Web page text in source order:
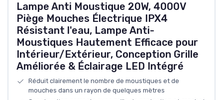
Lampe Anti Moustique 20W, 4000V
Piège Mouches Électrique IPX4
Résistant l'eau, Lampe Anti-
Moustiques Hautement Efficace pour
Intérieur/Extérieur, Conception Grille
Améliorée & Éclairage LED Intégré
Réduit clairement le nombre de moustiques et de
mouches dans un rayon de quelques mètres